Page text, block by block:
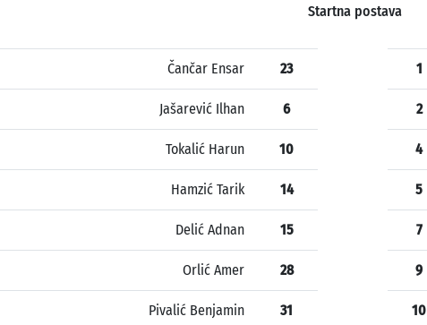
Startna postava
Čančar Ensar 23
Jašarević Ilhan 6
Tokalić Harun 10
Hamzić Tarik 14
Delić Adnan 15
Orlić Amer 28
Pivalić Benjamin 31
1
2
4
5
7
9
10